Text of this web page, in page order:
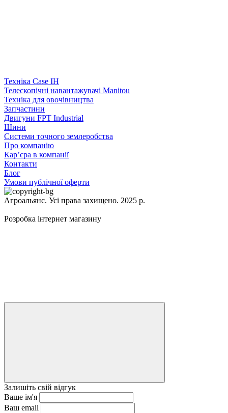
Техніка Case IH
Телескопічні навантажувачі Manitou
Техніка для овочівництва
Запчастини
Двигуни FPT Industrial
Шини
Системи точного землеробства
Про компанію
Кар’єра в компанії
Контакти
Блог
Умови публічної оферти
Агроальянс. Усі права захищено. 2025 р.
Розробка інтернет магазину
Залишіть свій відгук
Ваше ім'я
Ваш email